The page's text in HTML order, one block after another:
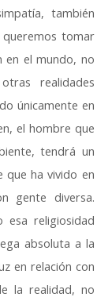
, también
queremos tomar
en el mundo, no
realidades
únicamente en
, el hombre que
,tendrá un
que ha vivido en
gente diversa.
religiosidad
absoluta a la
en relación con
la realidad, no